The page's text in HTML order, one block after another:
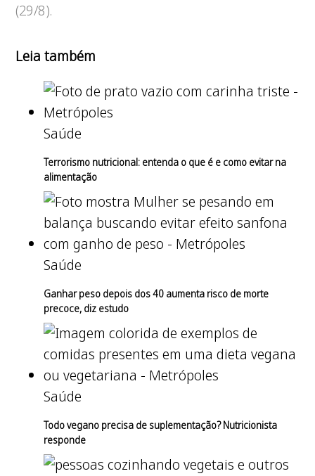
(29/8).
Leia também
Saúde
Terrorismo nutricional: entenda o que é e como evitar na
alimentação
Saúde
Ganhar peso depois dos 40 aumenta risco de morte
precoce, diz estudo
Saúde
Todo vegano precisa de suplementação? Nutricionista
responde